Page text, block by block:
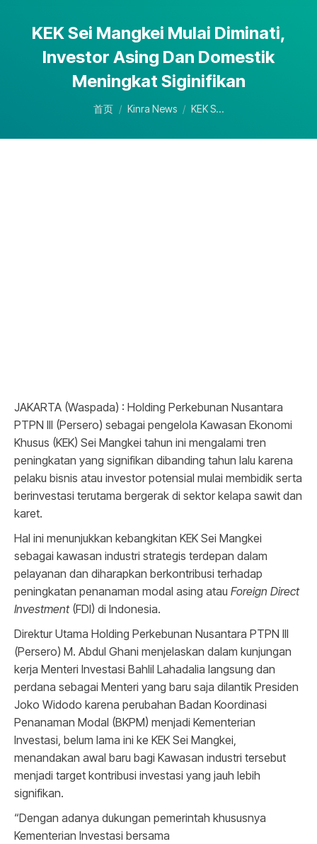
KEK Sei Mangkei Mulai Diminati,
Investor Asing Dan Domestik
Meningkat Siginifikan
您在这里：
首页 Kinra News KEK S…
JAKARTA (Waspada) : Holding Perkebunan Nusantara
PTPN III (Persero) sebagai pengelola Kawasan Ekonomi
Khusus (KEK) Sei Mangkei tahun ini mengalami tren
peningkatan yang signifikan dibanding tahun lalu karena
pelaku bisnis atau investor potensial mulai membidik serta
berinvestasi terutama bergerak di sektor kelapa sawit dan
karet.
Hal ini menunjukkan kebangkitan KEK Sei Mangkei
sebagai kawasan industri strategis terdepan dalam
pelayanan dan diharapkan berkontribusi terhadap
peningkatan penanaman modal asing atau Foreign Direct
Investment(FDI) di Indonesia.
Direktur Utama Holding Perkebunan Nusantara PTPN III
(Persero) M. Abdul Ghani menjelaskan dalam kunjungan
kerja Menteri Investasi Bahlil Lahadalia langsung dan
perdana sebagai Menteri yang baru saja dilantik Presiden
Joko Widodo karena perubahan Badan Koordinasi
Penanaman Modal (BKPM) menjadi Kementerian
Investasi, belum lama ini ke KEK Sei Mangkei,
menandakan awal baru bagi Kawasan industri tersebut
menjadi target kontribusi investasi yang jauh lebih
signifikan.
“Dengan adanya dukungan pemerintah khususnya
Kementerian Investasi bersama